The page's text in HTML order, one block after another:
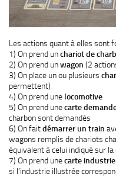
Les actions quant à elles sont
1) On prend unchariot de
2) On prend unwagon (2
3) On place un ou plusieurs
permettent)
4) On prend une locomotive
5) On prend unecarte
charbon sont demandés
6) On faitdémarrer un train
wagons remplis de chariots
équivalent à celui indiqué sur
7) On prend unecarte industrie
si l’industrie illustrée